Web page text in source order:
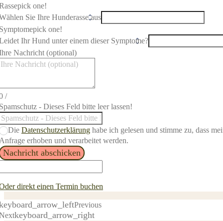
pick one!
pick one!
Nachricht (optional)
/
- Dieses Feld bitte leer lassen!
Die Datenschutzerklärung habe ich gelesen und stimme zu, dass
erhoben und verarbeitet werden.
Nachricht abschicken
direkt einen Termin buchen
Previous
keyboard_arrow_right